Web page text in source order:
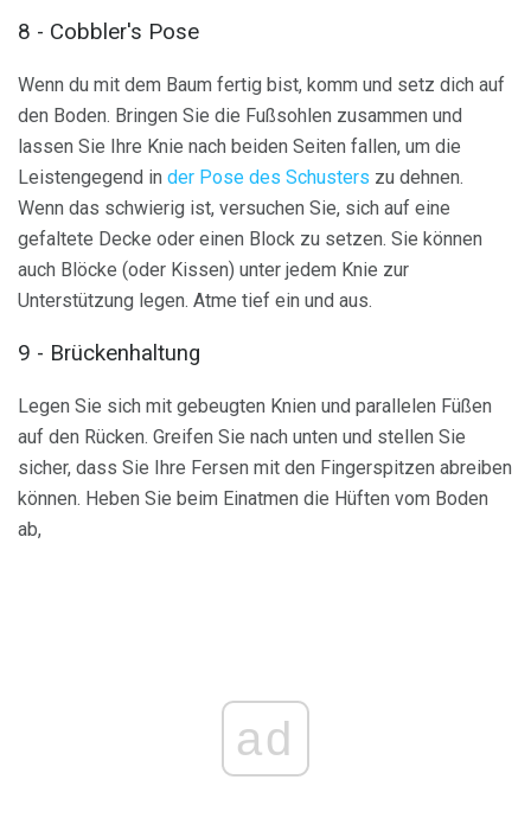
8 - Cobbler's Pose
Wenn du mit dem Baum fertig bist, komm und setz dich auf
den Boden. Bringen Sie die Fußsohlen zusammen und
lassen Sie Ihre Knie nach beiden Seiten fallen, um die
Leistengegend in der Pose des Schusters zu dehnen.
Wenn das schwierig ist, versuchen Sie, sich auf eine
gefaltete Decke oder einen Block zu setzen. Sie können
auch Blöcke (oder Kissen) unter jedem Knie zur
Unterstützung legen. Atme tief ein und aus.
9 - Brückenhaltung
Legen Sie sich mit gebeugten Knien und parallelen Füßen
auf den Rücken. Greifen Sie nach unten und stellen Sie
sicher, dass Sie Ihre Fersen mit den Fingerspitzen abreiben
können. Heben Sie beim Einatmen die Hüften vom Boden
ab,
ad